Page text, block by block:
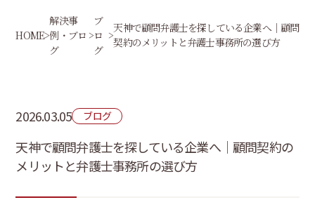
HOME>
解決事
例・ブロ
グ
>
ブ
ロ
グ
>
天神で顧問弁護士を探している企業へ｜顧問
契約のメリットと弁護士事務所の選び方
2026.03.05 ブログ
天神で顧問弁護士を探している企業へ｜顧問契約の
メリットと弁護士事務所の選び方